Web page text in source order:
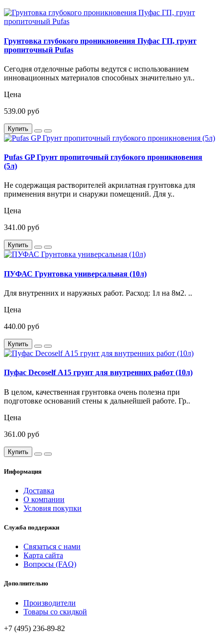
Грунтовка глубокого проникновения Пуфас ГП, грунт
пропиточный Pufas
Сегодня отделочные работы ведутся с использованием
инновационных материалов способных значительно ул..
Цена
539.00 руб
Купить
Pufas GP Грунт пропиточный глубокого проникновения
(5л)
Не содержащая растворителей акрилатная грунтовка для
применения внутри и снаружи помещений. Для у..
Цена
341.00 руб
Купить
ПУФАС Грунтовка универсальная (10л)
Для внутренних и наружных работ. Расход: 1л на 8м2. ..
Цена
440.00 руб
Купить
Пуфас Decoself А15 грунт для внутренних работ (10л)
В целом, качественная грунтовка очень полезна при
подготовке оснований стены к дальнейшей работе. Гр..
Цена
361.00 руб
Купить
Информация
Доставка
О компании
Условия покупки
Служба поддержки
Связаться с нами
Карта сайта
Вопросы (FAQ)
Дополнительно
Производители
Товары со скидкой
+7 (495) 236-89-82